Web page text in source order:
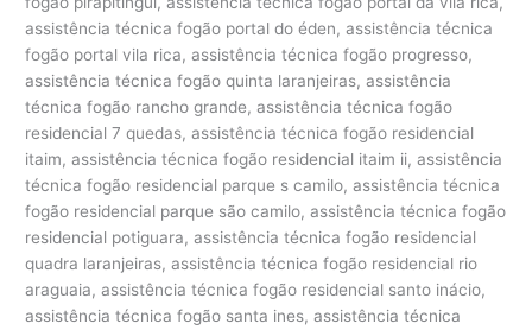
assistência técnica fogão portal do éden, assistência técnica
fogão portal vila rica, assistência técnica fogão progresso,
assistência técnica fogão quinta laranjeiras, assistência
técnica fogão rancho grande, assistência técnica fogão
residencial 7 quedas, assistência técnica fogão residencial
itaim, assistência técnica fogão residencial itaim ii, assistência
técnica fogão residencial parque s camilo, assistência técnica
fogão residencial parque são camilo, assistência técnica fogão
residencial potiguara, assistência técnica fogão residencial
quadra laranjeiras, assistência técnica fogão residencial rio
araguaia, assistência técnica fogão residencial santo inácio,
assistência técnica fogão santa ines, assistência técnica